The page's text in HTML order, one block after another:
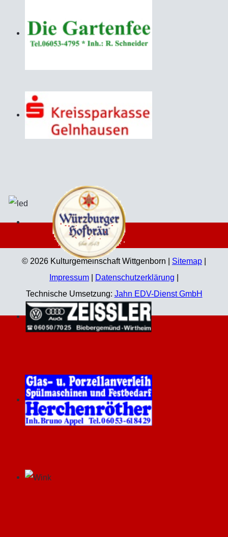
© 2026 Kulturgemeinschaft Wittgenborn | Sitemap
Impressum
Datenschutzerklärung
Technische Umsetzung: Jahn EDV-Dienst GmbH